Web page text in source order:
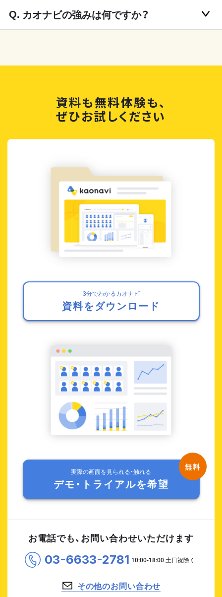
カオナビの強みは何ですか？
資料も無料体験も、
ぜひお試しください
3分でわかるカオナビ
資料をダウンロード
実際の画面を見られる・触れる
デモ・トライアルを希望
お電話でも、お問い合わせいただけます
03-6633-2781
その他のお問い合わせ